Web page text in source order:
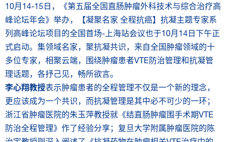
10月14-15日，《第五届全国直肠肿瘤外科技术与综合治疗高
峰论坛年会》举办，【凝聚名家 全程抗癌】抗凝主题专家系
列高峰论坛项目的全国首场-上海站会议也于10月14日下午正
式启动。集领域名家，聚抗凝共识，来自全国肿瘤领域的十
多位专家，相聚云端，围绕肿瘤患者VTE防治管理和抗凝管
理话题，各抒己见，畅所欲言。
李心翔教授表示肿瘤患者的全程管理不仅是一个新的理念，
更应该成为一个共识，而抗凝管理是其中必不可少的一环；
浙江省肿瘤医院的朱玉萍教授就《结直肠肿瘤围手术期VTE
防治全程管理》作了经验分享；复旦大学附属肿瘤医院的陈